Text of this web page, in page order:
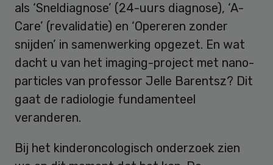
als ‘Sneldiagnose’ (24-uurs diagnose), ‘A-
Care’ (revalidatie) en ‘Opereren zonder
snijden’ in samenwerking opgezet. En wat
dacht u van het imaging-project met nano-
particles van professor Jelle Barentsz? Dit
gaat de radiologie fundamenteel
veranderen.
Bij het kinderoncologisch onderzoek zien